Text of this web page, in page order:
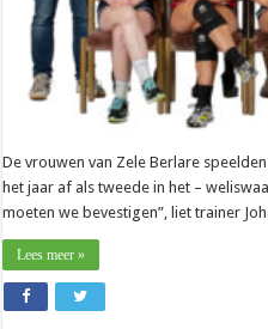
De vrouwen van Zele Berlare
het jaar af als tweede in het –
moeten we bevestigen”, liet trainer
Lees meer »